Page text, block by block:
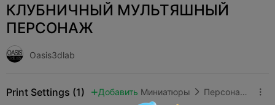
КЛУБНИЧНЫЙ МУЛЬТЯШНЫЙ
ПЕРСОНАЖ
Oasis3dlab
Print Settings (1)  Добавить Миниатюры  Персонажи и существа 